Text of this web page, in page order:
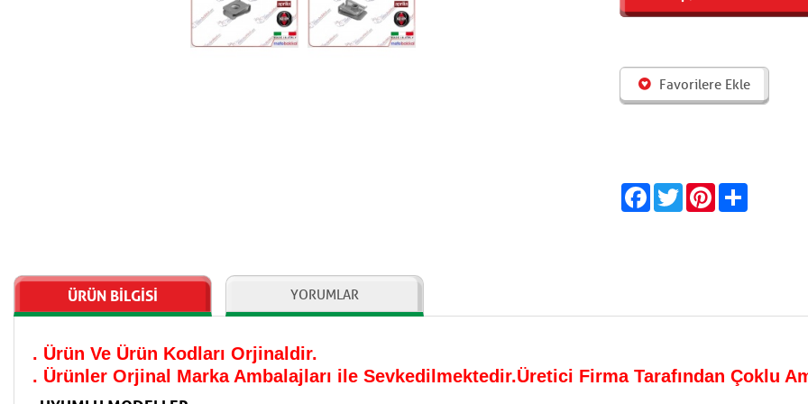
Favorilere Ekle
FacebookTwitterPinterest
ÜRÜN BİLGİSİ YORUMLAR
. Ürün Ve Ürün Kodları Orjinaldir.
. Ürünler Orjinal Marka Ambalajları ile Sevkedilmektedir.Üretici Firma Tarafından Çoklu